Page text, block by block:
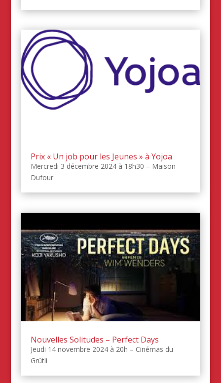
Prix « Un job pour les Jeunes » à Yojoa
Mercredi 3 décembre 2024 à 18h30 – Maison
Dufour
Nouvelles Solitudes – Perfect Days
Jeudi 14 novembre 2024 à 20h – Cinémas du
Grütli